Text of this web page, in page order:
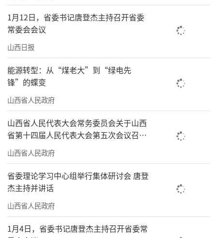
1月12日，省委书记唐登杰主持召开省委
常委会会议
山西日报
能源转型：从“煤老大”到“绿电先
锋”的蝶变
山西省人民政府
山西省人民代表大会常务委员会关于山西
省第十四届人民代表大会第五次会议召开
时间的决定
山西省人民政府
省委理论学习中心组举行集体研讨会 唐登
杰主持并讲话
山西省人民政府
1月4日，省委书记唐登杰主持召开省委常